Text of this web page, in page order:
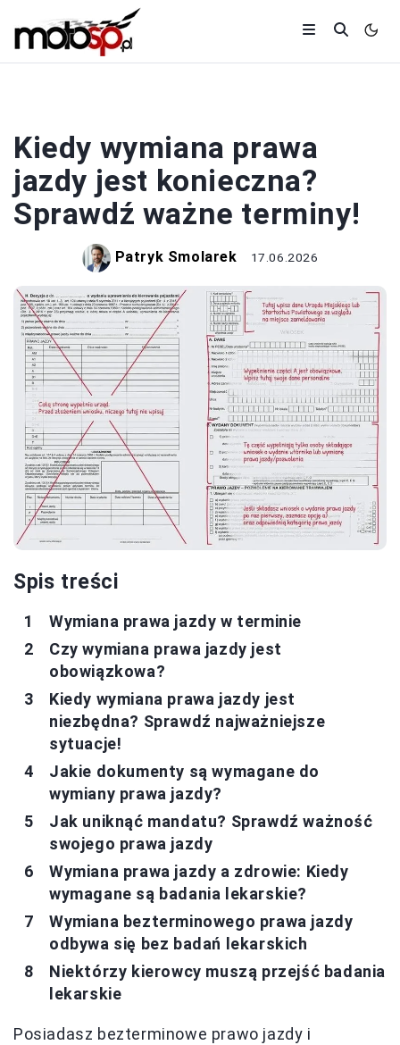
Kiedy wymiana prawa
jazdy jest konieczna?
Sprawdź ważne terminy!
Patryk Smolarek 17.06.2026
Spis treści
Wymiana prawa jazdy w terminie
Czy wymiana prawa jazdy jest
obowiązkowa?
Kiedy wymiana prawa jazdy jest
niezbędna? Sprawdź najważniejsze
sytuacje!
Jakie dokumenty są wymagane do
wymiany prawa jazdy?
Jak uniknąć mandatu? Sprawdź ważność
swojego prawa jazdy
Wymiana prawa jazdy a zdrowie: Kiedy
wymagane są badania lekarskie?
Wymiana bezterminowego prawa jazdy
odbywa się bez badań lekarskich
Niektórzy kierowcy muszą przejść badania
lekarskie
Posiadasz bezterminowe prawo jazdy i